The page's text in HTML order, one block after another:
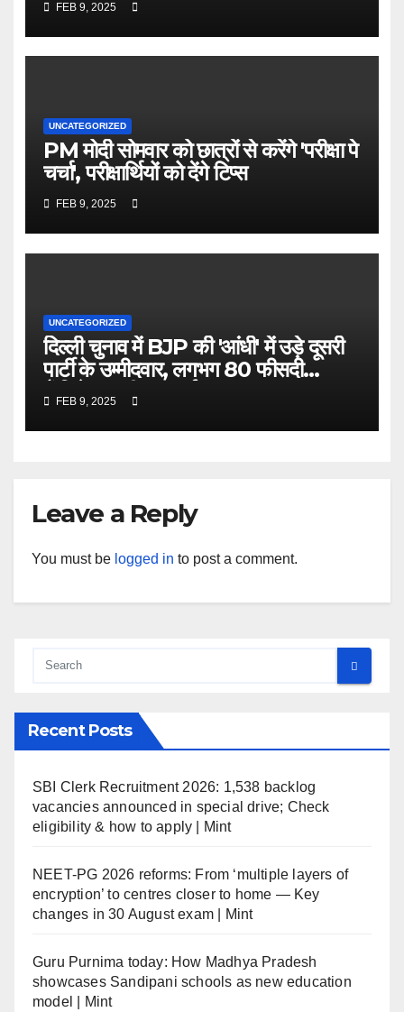
FEB 9, 2025
UNCATEGORIZED
PM मोदी सोमवार को छात्रों से करेंगे 'परीक्षा पे
चर्चा', परीक्षार्थियों को देंगे टिप्स
FEB 9, 2025
UNCATEGORIZED
दिल्ली चुनाव में BJP की 'आंधी' में उड़े दूसरी
पार्टी के उम्मीदवार, लगभग 80 फीसदी
कैंडिडेट्स की जब्त हुई जमानत
FEB 9, 2025
Leave a Reply
You must be logged in to post a comment.
Recent Posts
SBI Clerk Recruitment 2026: 1,538 backlog
vacancies announced in special drive; Check
eligibility & how to apply | Mint
NEET-PG 2026 reforms: From ‘multiple layers of
encryption’ to centres closer to home — Key
changes in 30 August exam | Mint
Guru Purnima today: How Madhya Pradesh
showcases Sandipani schools as new education
model | Mint